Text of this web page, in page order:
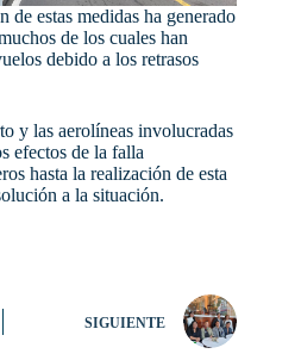
de estas medidas ha generado
de los cuales han
debido a los retrasos
y las aerolíneas involucradas
efectos de la falla
hasta la realización de esta
a la situación.
SIGUIENTE